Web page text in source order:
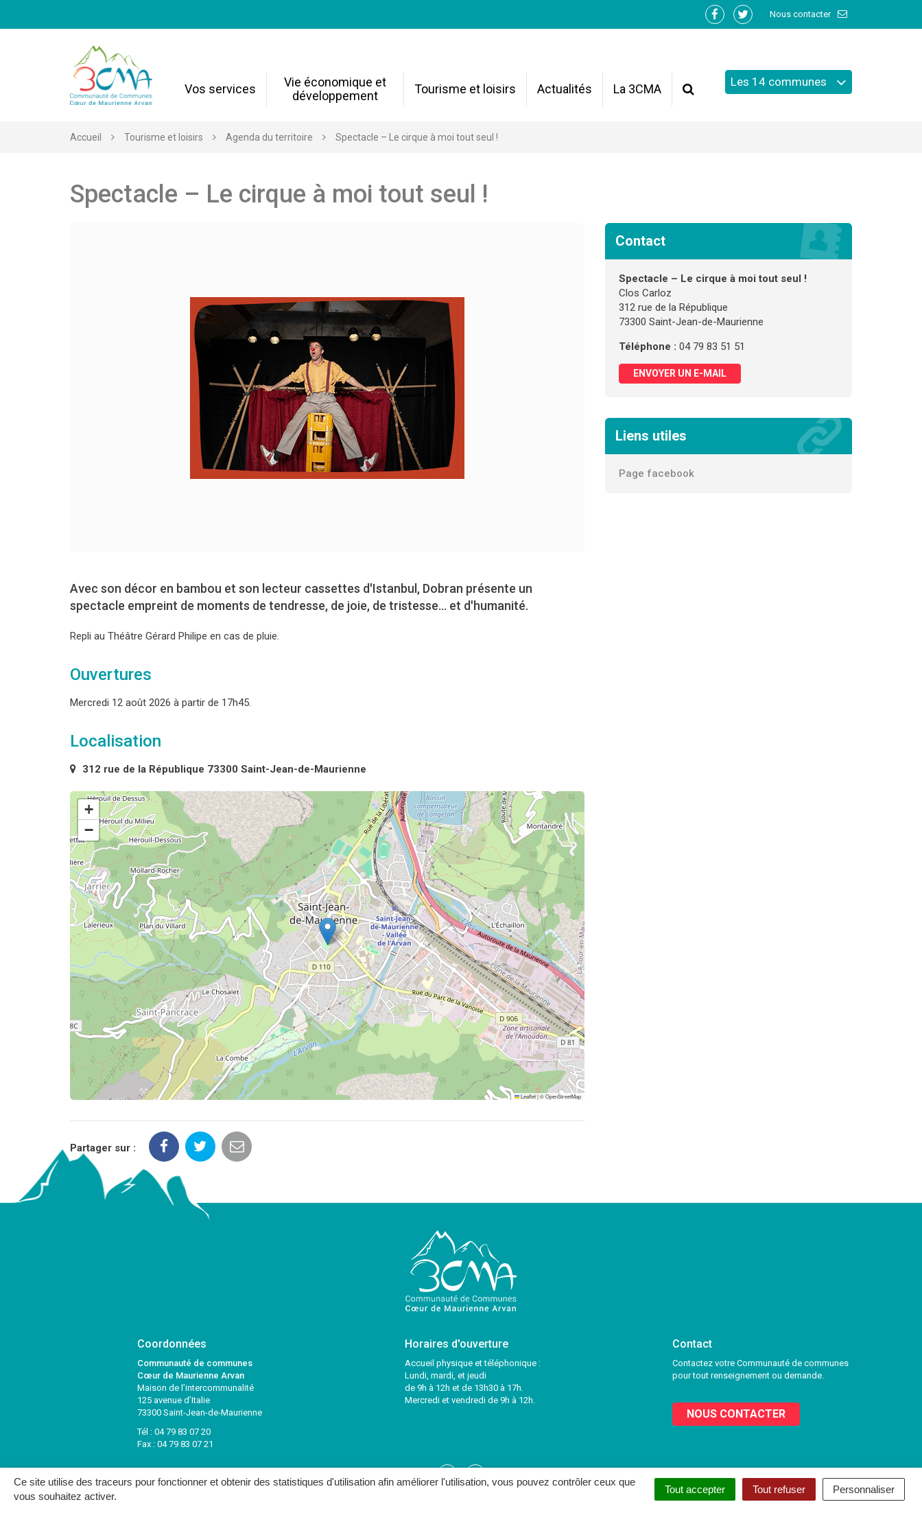
Ce site utilise des traceurs pour fonctionner et obtenir des statistiques d'utilisation afin améliorer l'utilisation, vous pouvez contrôler ceux que
vous souhaitez activer.
Tout accepter Tout refuser Personnaliser
Nous contacter
Lien
Facebook
Lien
Twitter
Vos services
Vie économique et
développement
Tourisme et loisirs Actualités La 3CMA Recherche
Les 14 communes
Accueil Tourisme et loisirs Agenda du territoire Spectacle – Le cirque à moi tout seul !
Spectacle – Le cirque à moi tout seul !
Avec son décor en bambou et son lecteur cassettes d'Istanbul, Dobran présente un
spectacle empreint de moments de tendresse, de joie, de tristesse... et d'humanité.
Repli au Théâtre Gérard Philipe en cas de pluie.
Ouvertures
Mercredi 12 août 2026 à partir de 17h45.
Localisation
312 rue de la République 73300 Saint-Jean-de-Maurienne
+
−
Leaflet|©OpenStreetMap
Contact
Spectacle – Le cirque à moi tout seul !
Clos Carloz
312 rue de la République
73300 Saint-Jean-de-Maurienne
Téléphone : 04 79 83 51 51
ENVOYER UN E-MAIL
Liens utiles
Page facebook
Partager sur :
Coordonnées
Communauté de communes
Cœur de Maurienne Arvan
Maison de l’intercommunalité
125 avenue d’Italie
73300 Saint-Jean-de-Maurienne
Tél : 04 79 83 07 20
Fax : 04 79 83 07 21
Horaires d'ouverture
Accueil physique et téléphonique :
Lundi, mardi, et jeudi
de 9h à 12h et de 13h30 à 17h.
Mercredi et vendredi de 9h à 12h.
Contact
Contactez votre Communauté de communes
pour tout renseignement ou demande.
NOUS CONTACTER
vers
vers